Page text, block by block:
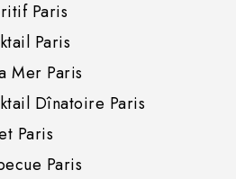
Paris
Paris
Mer Paris
Dînatoire Paris
Paris
Paris